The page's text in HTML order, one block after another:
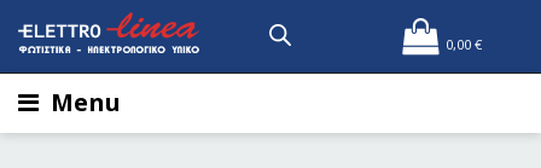
0,00 €
Menu